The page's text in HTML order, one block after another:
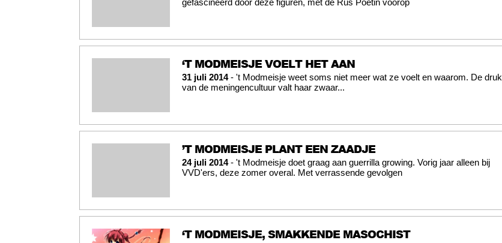
‘T MODMEISJE VOELT HET AAN
31 juli 2014- 't Modmeisje weet soms niet meer wat ze voelt en waarom. De druk
van de meningencultuur valt haar zwaar...
’T MODMEISJE PLANT EEN ZAADJE
24 juli 2014- 't Modmeisje doet graag aan guerrilla growing. Vorig jaar alleen bij
VVD'ers, deze zomer overal. Met verrassende gevolgen
‘T MODMEISJE, SMAKKENDE MASOCHIST